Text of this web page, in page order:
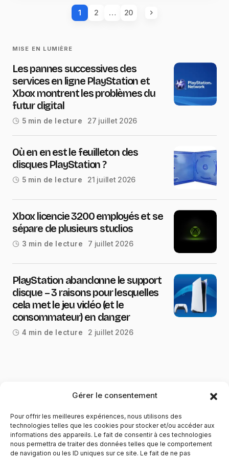
Gérer le consentement
Pour offrir les meilleures expériences, nous utilisons des
technologies telles que les cookies pour stocker et/ou accéder aux
informations des appareils. Le fait de consentir à ces technologies
nous permettra de traiter des données telles que le comportement
de navigation ou les ID uniques sur ce site. Le fait de ne pas
1 2 … 20
MISE EN LUMIÈRE
Les pannes successives des
services en ligne PlayStation et
Xbox montrent les problèmes du
futur digital
5 min de lecture 27 juillet 2026
Où en en est le feuilleton des
disques PlayStation ?
5 min de lecture 21 juillet 2026
Xbox licencie 3200 employés et se
sépare de plusieurs studios
3 min de lecture 7 juillet 2026
PlayStation abandonne le support
disque – 3 raisons pour lesquelles
cela met le jeu vidéo (et le
consommateur) en danger
4 min de lecture 2 juillet 2026